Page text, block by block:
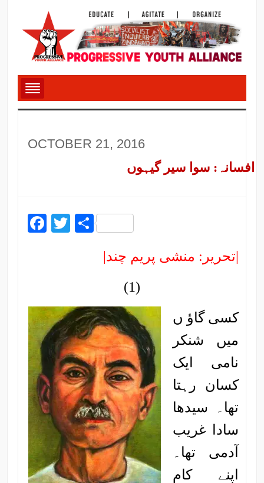
OCTOBER 21, 2016
افسانہ: سوا سیر گیہوں
Facebook
Twitter
Share
|تحریر: منشی پریم چند|
(1)
کسی گاؤ ں
میں شنکر
نامی ایک
کسان رہتا
تھا۔ سیدھا
سادا غریب
آدمی تھا۔
اپنے کام